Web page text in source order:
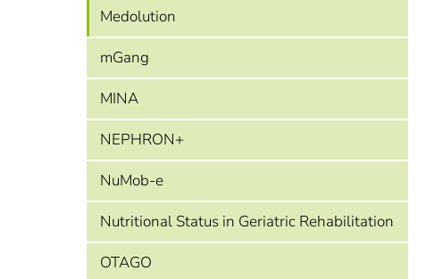
Medolution
mGang
MINA
NEPHRON+
NuMob-e
Nutritional Status in Geriatric Rehabilitation
OTAGO